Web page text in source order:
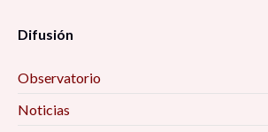
Difusión
Observatorio
Noticias